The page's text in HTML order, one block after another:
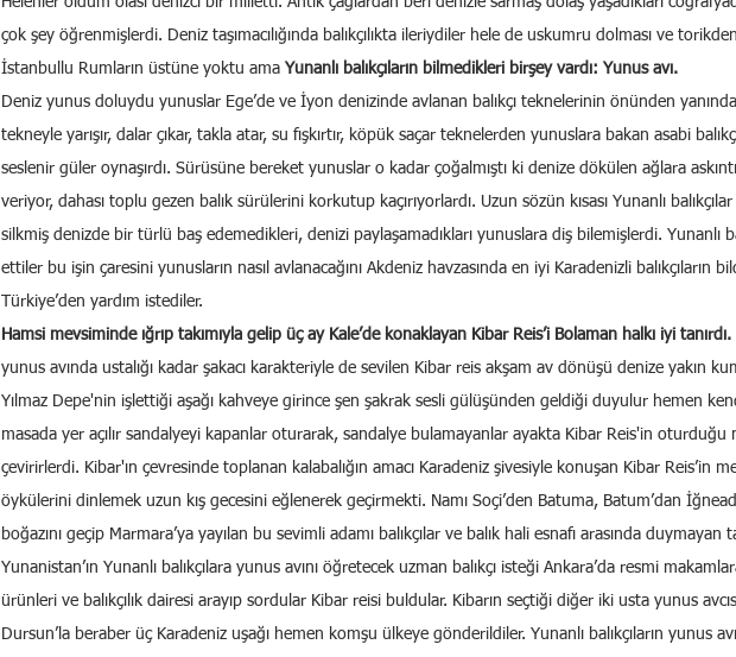
çok şey öğrenmişlerdi. Deniz taşımacılığında balıkçılıkta ileriydiler hele de uskumru dolması ve
İstanbullu Rumların üstüne yoktu ama Yunanlı balıkçıların bilmedikleri birşey vardı: Yunus avı.
Deniz yunus doluydu yunuslar Ege’de ve İyon denizinde avlanan balıkçı teknelerinin önünden yanından
tekneyle yarışır, dalar çıkar, takla atar, su fışkırtır, köpük saçar teknelerden yunuslara bakan asabi
seslenir güler oynaşırdı. Sürüsüne bereket yunuslar o kadar çoğalmıştı ki denize dökülen ağlara
veriyor, dahası toplu gezen balık sürülerini korkutup kaçırıyorlardı. Uzun sözün kısası Yunanlı
silkmiş denizde bir türlü baş edemedikleri, denizi paylaşamadıkları yunuslara diş bilemişlerdi. Yunanlı
ettiler bu işin çaresini yunusların nasıl avlanacağını Akdeniz havzasında en iyi Karadenizli balıkçıların
Türkiye’den yardım istediler.
Hamsi mevsiminde ığrıp takımıyla gelip üç ay Kale’de konaklayan Kibar Reis’i Bolaman halkı iyi tanırdı.
yunus avında ustalığı kadar şakacı karakteriyle de sevilen Kibar reis akşam av dönüşü denize yakın
Yılmaz Depe'nin işlettiği aşağı kahveye girince şen şakrak sesli gülüşünden geldiği duyulur hemen
masada yer açılır sandalyeyi kapanlar oturarak, sandalye bulamayanlar ayakta Kibar Reis'in oturduğu
çevirirlerdi. Kibar'ın çevresinde toplanan kalabalığın amacı Karadeniz şivesiyle konuşan Kibar Reis’in
öykülerini dinlemek uzun kış gecesini eğlenerek geçirmekti. Namı Soçi’den Batuma, Batum’dan
boğazını geçip Marmara’ya yayılan bu sevimli adamı balıkçılar ve balık hali esnafı arasında duymayan
Yunanistan’ın Yunanlı balıkçılara yunus avını öğretecek uzman balıkçı isteği Ankara’da resmi
ürünleri ve balıkçılık dairesi arayıp sordular Kibar reisi buldular. Kibarın seçtiği diğer iki usta yunus
Dursun’la beraber üç Karadeniz uşağı hemen komşu ülkeye gönderildiler. Yunanlı balıkçıların yunus